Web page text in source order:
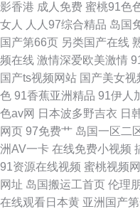
影香港 成人免费 蜜桃91色
女人
人人97综合精品 岛国
国产第66页 另类国产在线
频在线 激情深爱欧美激情
国产ts视频网站 国产美女视
色 91香蕉亚洲精品 91伊人
色av网 日本波多野吉衣 日
网页 97免费艹 岛国一区二
洲AV一卡 在线免费小视频
91资源在线视频 蜜桃视频
网址 岛国搬运工首页 伦理
在线观看日本黄 亚洲国产